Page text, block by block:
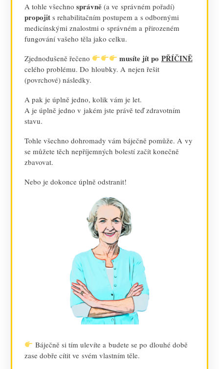
A tohle všechnosprávně (a ve správném pořadí)
propojits rehabilitačním postupem a s odbornými
medicínskými znalostmi o správném a přirozeném
fungování vašeho těla jako celku.
Zjednodušeně řečeno
musíte jít po PŘÍČINĚ
celého problému. Do hloubky. A nejen řešit
(povrchové) následky.
A pak je úplně jedno, kolik vám je let.
A je úplně jedno v jakém jste právě teď zdravotním
stavu.
Tohle všechno dohromady vám báječně pomůže. A vy
se můžete těch nepříjemných bolestí začít konečně
zbavovat.
Nebo je dokonce úplně odstranit!
Báječně si tím ulevíte a budete se po dlouhé době
zase dobře cítit ve svém vlastním těle.